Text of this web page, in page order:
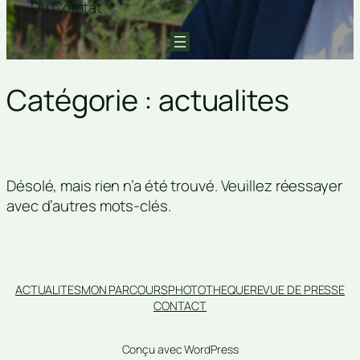
Du Comtat
Catégorie : actualites
Désolé, mais rien n’a été trouvé. Veuillez réessayer
avec d’autres mots-clés.
ACTUALITESMON PARCOURSPHOTOTHEQUEREVUE DE PRESSE
CONTACT
Conçu avec WordPress